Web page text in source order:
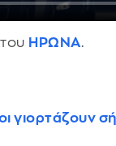
ΗΡΩΝΑ.
γιορτάζουν